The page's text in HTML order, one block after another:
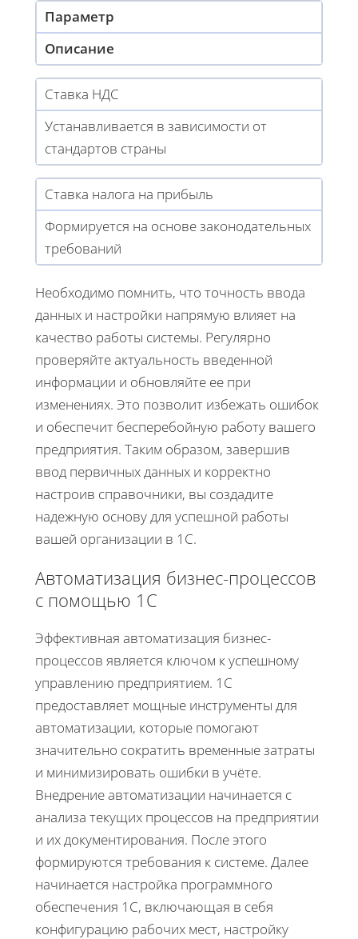
Параметр
Описание
Ставка НДС
Устанавливается в зависимости от
стандартов страны
Ставка налога на прибыль
Формируется на основе законодательных
требований
Необходимо помнить, что точность ввода
данных и настройки напрямую влияет на
качество работы системы. Регулярно
проверяйте актуальность введенной
информации и обновляйте ее при
изменениях. Это позволит избежать ошибок
и обеспечит бесперебойную работу вашего
предприятия. Таким образом, завершив
ввод первичных данных и корректно
настроив справочники, вы создадите
надежную основу для успешной работы
вашей организации в 1С.
Автоматизация бизнес-процессов
с помощью 1С
Эффективная автоматизация бизнес-
процессов является ключом к успешному
управлению предприятием. 1С
предоставляет мощные инструменты для
автоматизации, которые помогают
значительно сократить временные затраты
и минимизировать ошибки в учёте.
Внедрение автоматизации начинается с
анализа текущих процессов на предприятии
и их документирования. После этого
формируются требования к системе. Далее
начинается настройка программного
обеспечения 1С, включающая в себя
конфигурацию рабочих мест, настройку